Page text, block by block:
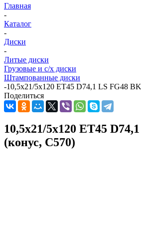
Главная
-
Каталог
-
Диски
-
Литые диски
Грузовые и с/х диски
Штампованные диски
-10,5x21/5x120 ET45 D74,1 LS FG48
Поделиться
10,5x21/5x120 ET45
(конус, C570)